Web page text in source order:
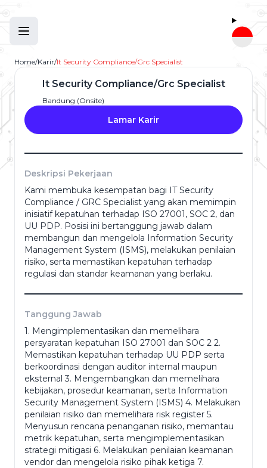
Home/Karir/It Security Compliance/Grc Specialist
It Security Compliance/Grc Specialist
Bandung (Onsite)
Lamar Karir
Deskripsi Pekerjaan
Kami membuka kesempatan bagi IT Security
Compliance / GRC Specialist yang akan memimpin
inisiatif kepatuhan terhadap ISO 27001, SOC 2, dan
UU PDP. Posisi ini bertanggung jawab dalam
membangun dan mengelola Information Security
Management System (ISMS), melakukan penilaian
risiko, serta memastikan kepatuhan terhadap
regulasi dan standar keamanan yang berlaku.
Tanggung Jawab
1. Mengimplementasikan dan memelihara
persyaratan kepatuhan ISO 27001 dan SOC 2 2.
Memastikan kepatuhan terhadap UU PDP serta
berkoordinasi dengan auditor internal maupun
eksternal 3. Mengembangkan dan memelihara
kebijakan, prosedur keamanan, serta Information
Security Management System (ISMS) 4. Melakukan
penilaian risiko dan memelihara risk register 5.
Menyusun rencana penanganan risiko, memantau
metrik kepatuhan, serta mengimplementasikan
strategi mitigasi 6. Melakukan penilaian keamanan
vendor dan mengelola risiko pihak ketiga 7.
Nama Lengkap*
Alamat Email*
Dokumen Pendukung
(portofolio, ktp, ijazah dll)
Alamat *